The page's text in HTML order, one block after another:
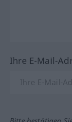
Ihre E-Mail-